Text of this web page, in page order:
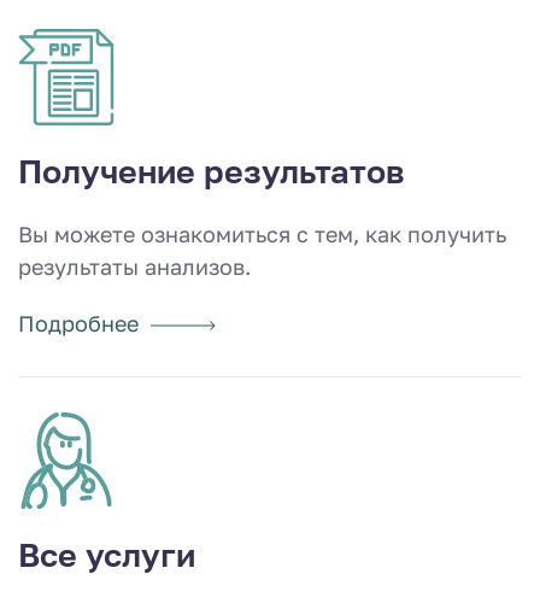
Получение результатов
Вы можете ознакомиться с тем, как получить
результаты анализов.
Подробнее
Все услуги